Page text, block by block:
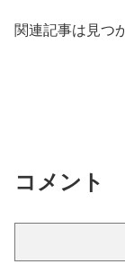
関連記事は見つ
コメント